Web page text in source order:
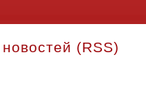
(RSS)